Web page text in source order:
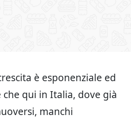
è esponenziale ed
qui in Italia, dove già
manchi